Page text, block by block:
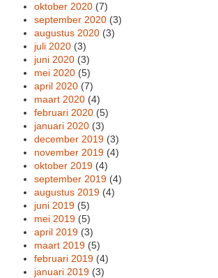
oktober 2020 (7)
september 2020 (3)
augustus 2020 (3)
juli 2020 (3)
juni 2020 (3)
mei 2020 (5)
april 2020 (7)
maart 2020 (4)
februari 2020 (5)
januari 2020 (3)
december 2019 (3)
november 2019 (4)
oktober 2019 (4)
september 2019 (4)
augustus 2019 (4)
juni 2019 (5)
mei 2019 (5)
april 2019 (3)
maart 2019 (5)
februari 2019 (4)
januari 2019 (3)